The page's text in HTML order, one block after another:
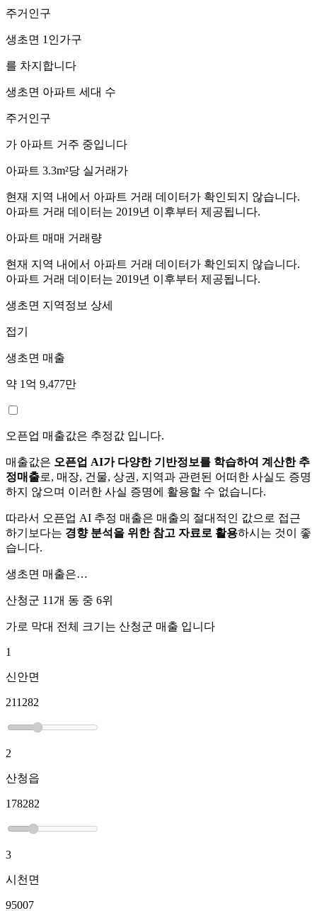
주거인구
생초면 1인가구
를 차지합니다
생초면 아파트 세대 수
주거인구
가 아파트 거주 중입니다
아파트 3.3m²당 실거래가
현재 지역 내에서 아파트 거래 데이터가 확인되지 않습니다.
아파트 거래 데이터는 2019년 이후부터 제공됩니다.
아파트 매매 거래량
현재 지역 내에서 아파트 거래 데이터가 확인되지 않습니다.
아파트 거래 데이터는 2019년 이후부터 제공됩니다.
생초면 지역정보 상세
접기
생초면 매출
약 1억 9,477만
오픈업 매출값은 추정값 입니다.
매출값은 오픈업 AI가 다양한 기반정보를 학습하여 계산한 추
정매출로, 매장, 건물, 상권, 지역과 관련된 어떠한 사실도 증명
하지 않으며 이러한 사실 증명에 활용할 수 없습니다.
따라서 오픈업 AI 추정 매출은 매출의 절대적인 값으로 접근
하기보다는 경향 분석을 위한 참고 자료로 활용하시는 것이 좋
습니다.
생초면 매출은…
산청군 11개 동 중 6위
가로 막대 전체 크기는 산청군 매출 입니다
1
신안면
211282
2
산청읍
178282
3
시천면
95007